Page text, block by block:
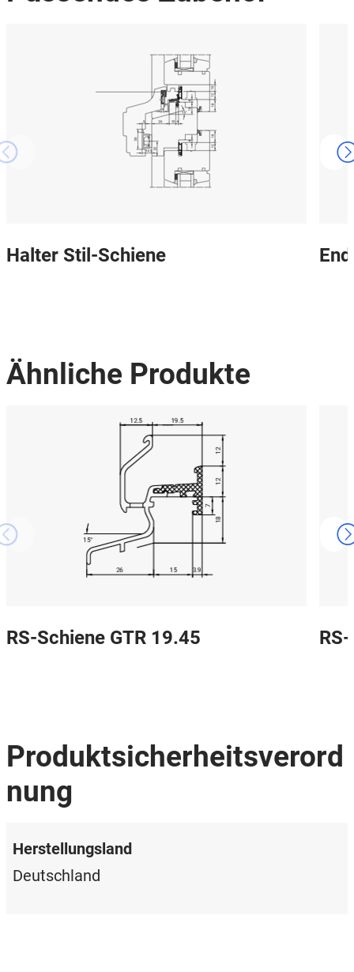
Halter Stil-Schiene
Ähnliche Produkte
RS-Schiene GTR 19.45
Produktsicherheitsverord
nung
Herstellungsland
Deutschland